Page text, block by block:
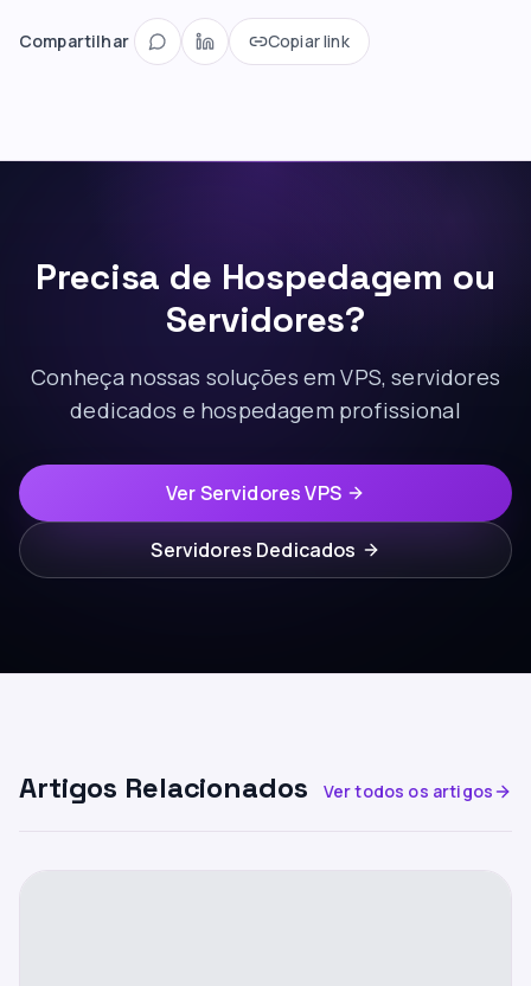
Compartilhar Copiar link
Precisa de Hospedagem ou
Servidores?
Conheça nossas soluções em VPS, servidores
dedicados e hospedagem profissional
Ver Servidores VPS
Servidores Dedicados
Artigos Relacionados Ver todos os artigos